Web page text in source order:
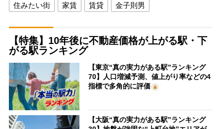
住みたい街 家賃 賃貸 金子則男
【特集】10年後に不動産価格が上がる駅・下
がる駅ランキング
【東京“真の実力がある駅”ランキング
70】人口増減予測、値上がり率などの4
指標で多角的に評価
【大阪“真の実力がある駅”ランキング